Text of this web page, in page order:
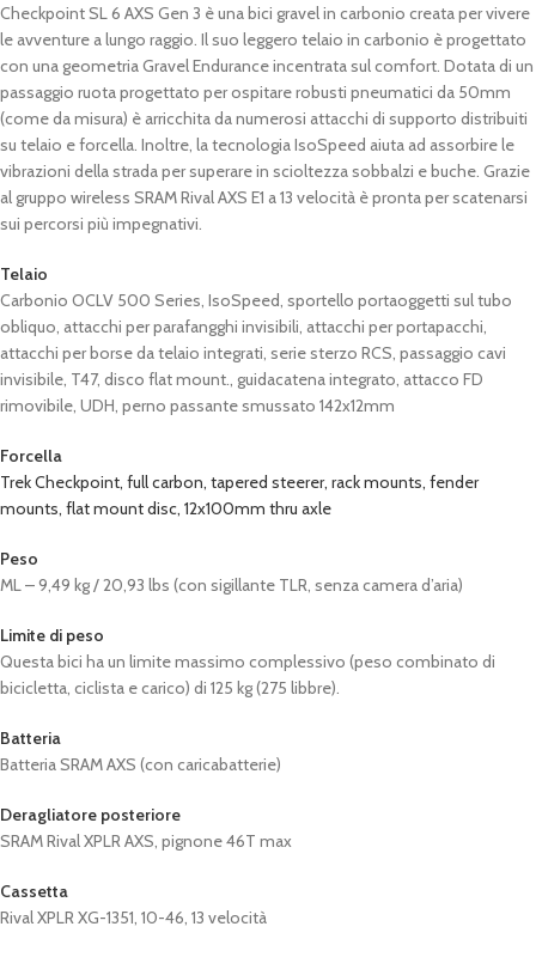
Checkpoint SL 6 AXS Gen 3 è una bici gravel in carbonio creata per vivere
le avventure a lungo raggio. Il suo leggero telaio in carbonio è progettato
con una geometria Gravel Endurance incentrata sul comfort. Dotata di un
passaggio ruota progettato per ospitare robusti pneumatici da 50mm
(come da misura) è arricchita da numerosi attacchi di supporto distribuiti
su telaio e forcella. Inoltre, la tecnologia IsoSpeed aiuta ad assorbire le
vibrazioni della strada per superare in scioltezza sobbalzi e buche. Grazie
al gruppo wireless SRAM Rival AXS E1 a 13 velocità è pronta per scatenarsi
sui percorsi più impegnativi.
Telaio
Carbonio OCLV 500 Series, IsoSpeed, sportello portaoggetti sul tubo
obliquo, attacchi per parafangghi invisibili, attacchi per portapacchi,
attacchi per borse da telaio integrati, serie sterzo RCS, passaggio cavi
invisibile, T47, disco flat mount., guidacatena integrato, attacco FD
rimovibile, UDH, perno passante smussato 142x12mm
Forcella
Trek Checkpoint, full carbon, tapered steerer, rack mounts, fender
mounts, flat mount disc, 12x100mm thru axle
Peso
ML – 9,49 kg / 20,93 lbs (con sigillante TLR, senza camera d’aria)
Limite di peso
Questa bici ha un limite massimo complessivo (peso combinato di
bicicletta, ciclista e carico) di 125 kg (275 libbre).
Batteria
Batteria SRAM AXS (con caricabatterie)
Deragliatore posteriore
SRAM Rival XPLR AXS, pignone 46T max
Cassetta
Rival XPLR XG-1351, 10-46, 13 velocità